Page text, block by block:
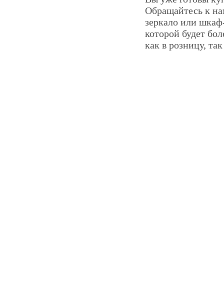
Обращайтесь к
зеркало или
которой будет
как в розницу,